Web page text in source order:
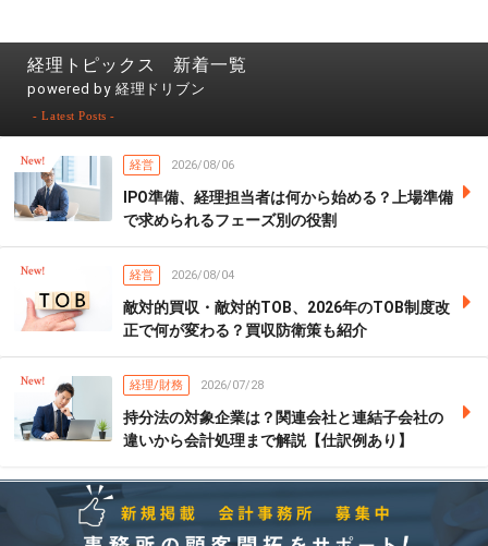
経理トピックス 新着一覧
powered by 経理ドリブン
- Latest Posts -
経営 2026/08/06
IPO準備、経理担当者は何から始める？上場準備
で求められるフェーズ別の役割
経営 2026/08/04
敵対的買収・敵対的TOB、2026年のTOB制度改
正で何が変わる？買収防衛策も紹介
経理/財務 2026/07/28
持分法の対象企業は？関連会社と連結子会社の
違いから会計処理まで解説【仕訳例あり】